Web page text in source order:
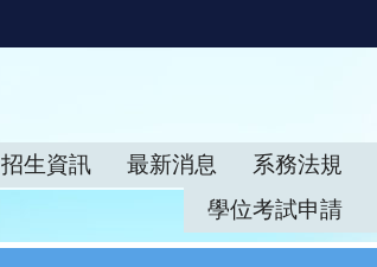
招生資訊 最新消息 系務法規
學位考試申請